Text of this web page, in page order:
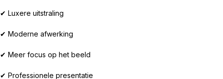
✔ Luxere uitstraling
✔ Moderne afwerking
✔ Meer focus op het beeld
✔ Professionele presentatie